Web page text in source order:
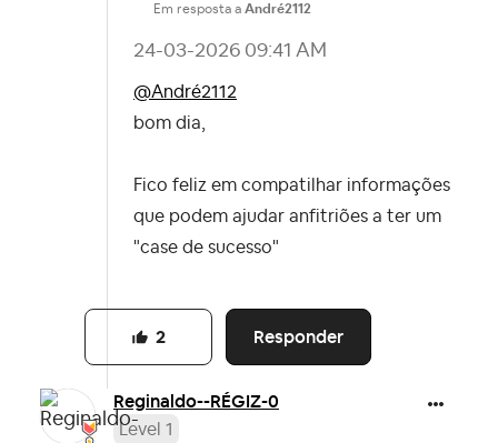
Em resposta a André2112
‎24-03-2026 09:41 AM
@André2112
bom dia,
Fico feliz em compatilhar informações
que podem ajudar anfitriões a ter um
"case de sucesso"
Responder
2
Reginaldo--RÉGIZ-0
Level 1